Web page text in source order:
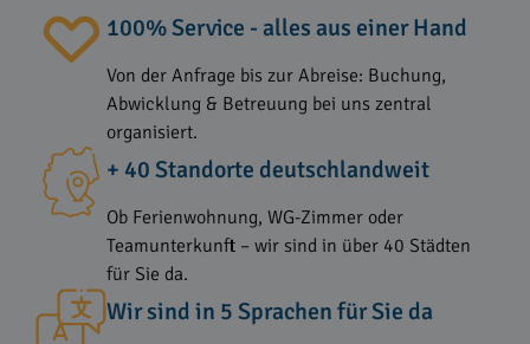
100% Service - alles aus einer Hand
Von der Anfrage bis zur Abreise: Buchung,
Abwicklung & Betreuung bei uns zentral
organisiert.
+ 40 Standorte deutschlandweit
Ob Ferienwohnung, WG-Zimmer oder
Teamunterkunft – wir sind in über 40 Städten
für Sie da.
Wir sind in 5 Sprachen für Sie da